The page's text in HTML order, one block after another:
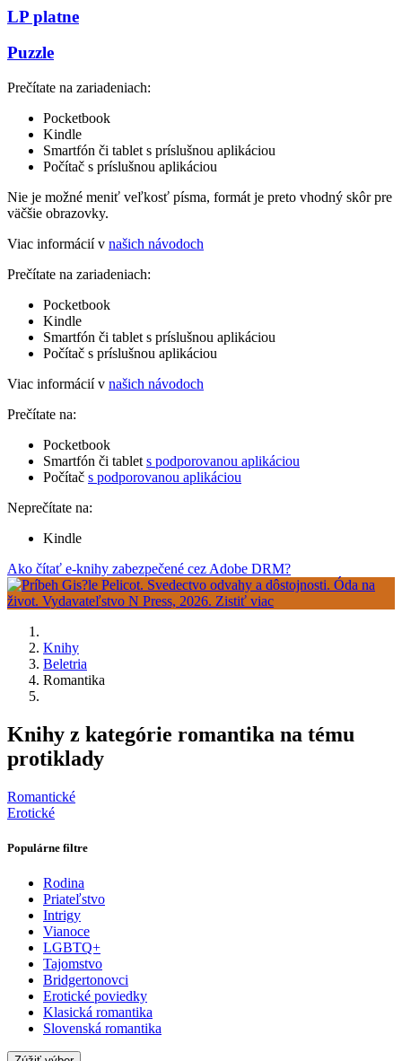
LP platne
Puzzle
Prečítate na zariadeniach:
Pocketbook
Kindle
Smartfón či tablet s príslušnou aplikáciou
Počítač s príslušnou aplikáciou
Nie je možné meniť veľkosť písma, formát je preto vhodný skôr pre
väčšie obrazovky.
Viac informácií v našich návodoch
Prečítate na zariadeniach:
Pocketbook
Kindle
Smartfón či tablet s príslušnou aplikáciou
Počítač s príslušnou aplikáciou
Viac informácií v našich návodoch
Prečítate na:
Pocketbook
Smartfón či tablet s podporovanou aplikáciou
Počítač s podporovanou aplikáciou
Neprečítate na:
Kindle
Ako čítať e-knihy zabezpečené cez Adobe DRM?
Knihy
Beletria
Romantika
Knihy z kategórie romantika na tému
protiklady
Romantické
Erotické
Populárne filtre
Rodina
Priateľstvo
Intrigy
Vianoce
LGBTQ+
Tajomstvo
Bridgertonovci
Erotické poviedky
Klasická romantika
Slovenská romantika